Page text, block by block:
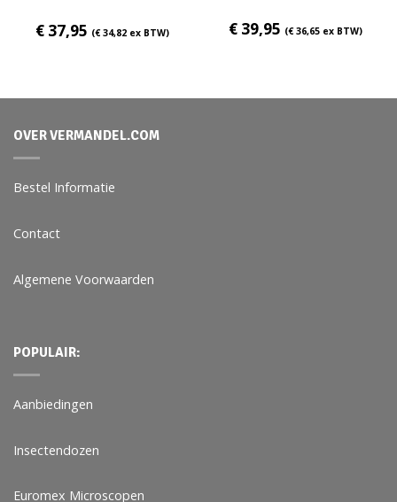
€37,95 (€34,82ex BTW) €39,95 (€36,65ex BTW)
OVER VERMANDEL.COM
Bestel Informatie
Contact
Algemene Voorwaarden
POPULAIR:
Aanbiedingen
Insectendozen
Euromex Microscopen